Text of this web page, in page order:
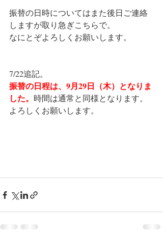
振替の日時についてはまた後日ご連絡
しますが取り急ぎこちらで。
なにとぞよろしくお願いします。
7/22追記。
振替の日程は、9月29日（木）となりま
した。 時間は通常と同様となります。
よろしくお願いします。